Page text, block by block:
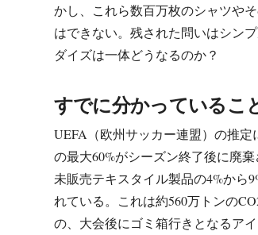
かし、これら数百万枚のシャツや
はできない。残された問いはシン
ダイズは一体どうなるのか？
すでに分かっているこ
UEFA（欧州サッカー連盟）の推
の最大60%がシーズン終了後に廃
未販売テキスタイル製品の4%から
れている。これは約560万トンの
の、大会後にゴミ箱行きとなるア